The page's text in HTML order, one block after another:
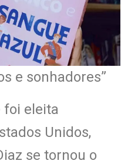
e sonhadores”
foi eleita
Unidos,
se tornou o